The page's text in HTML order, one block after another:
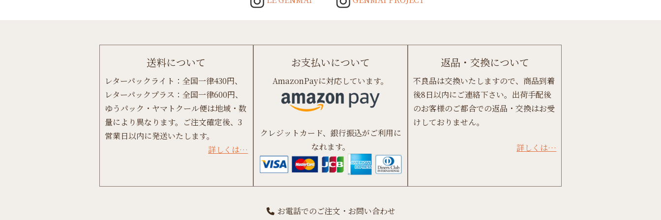
送料について
レターパックライト：全国一律430円、
レターパックプラス：全国一律600円、
ゆうパック・ヤマトクール便は地域・数
量により異なります。ご注文確定後、3
営業日以内に発送いたします。
詳しくは…
お支払いについて
AmazonPayに対応しています。
クレジットカード、銀行振込がご利用に
なれます。
返品・交換について
不良品は交換いたしますので、商品到着
後8日以内にご連絡下さい。出荷手配後
のお客様のご都合での返品・交換はお受
けしておりません。
詳しくは…
お電話でのご注文・お問い合わせ